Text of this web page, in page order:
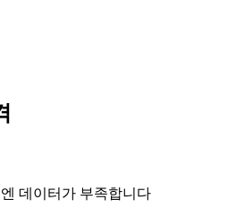
데이터가 부족합니다